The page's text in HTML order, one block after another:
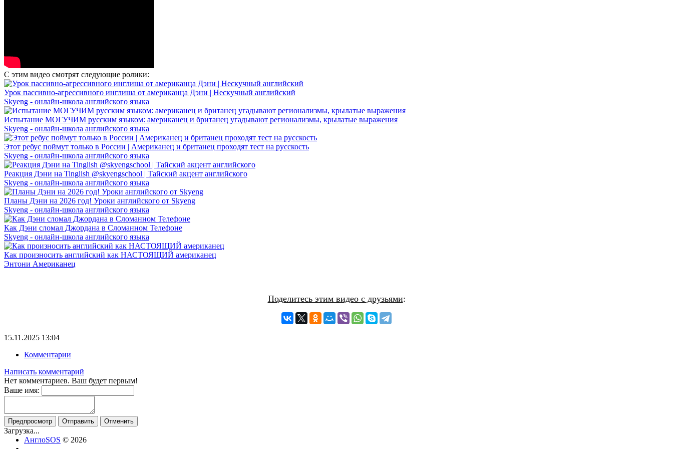
С этим видео смотрят следующие ролики:
Урок пассивно-агрессивного инглиша от американца Дэни | Нескучный английский
Skyeng - онлайн-школа английского языка
Испытание МОГУЧИМ русским языком: американец и британец угадывают регионализмы, крылатые выражения
Skyeng - онлайн-школа английского языка
Этот ребус поймут только в России | Американец и британец проходят тест на русскость
Skyeng - онлайн-школа английского языка
Реакция Дэни на Tinglish @skyengschool | Тайский акцент английского
Skyeng - онлайн-школа английского языка
Планы Дэни на 2026 год! Уроки английского от Skyeng
Skyeng - онлайн-школа английского языка
Как Дэни сломал Джордана в Сломанном Телефоне
Skyeng - онлайн-школа английского языка
Как произносить английский как НАСТОЯЩИЙ американец
Энтони Американец
Поделитесь этим видео с друзьями:
15.11.2025 13:04
Комментарии
Написать комментарий
Нет комментариев. Ваш будет первым!
Ваше имя:
Предпросмотр Отправить Отменить
Загрузка...
АнглоSOS © 2026